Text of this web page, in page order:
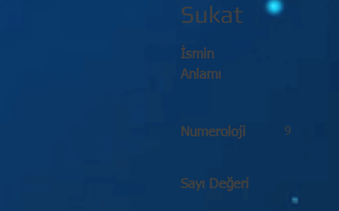
Sukat
İsmin
Anlamı
Numeroloji 9
Sayı Değeri